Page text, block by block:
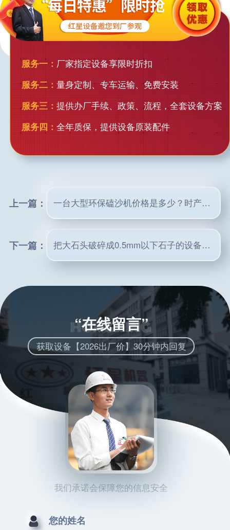
服务一： 厂家指定设备享限时折扣
服务二： 量身定制、专车运输、免费安装
服务三： 提供办厂手续、政策、流程，全套设备方案
服务四： 全年质保，提供设备原装配件
上一篇： 一台大型环保磕沙机价格是多少？时产400-500吨型号
下一篇： 把大石头破碎成0.5mm以下石子的设备有哪些？怎么卖？
“在线留言”
获取设备【2026出厂价】30分钟内回复
我们承诺会保障您的信息安全